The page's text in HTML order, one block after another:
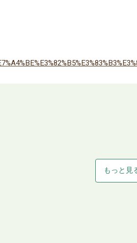
もっと見